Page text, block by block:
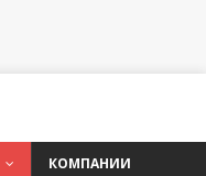
КОМПАНИИ